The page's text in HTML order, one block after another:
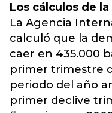
Los cálculos de la
La Agencia
calculó que la
caer en 435.000
primer trimestre
periodo del año
primer declive